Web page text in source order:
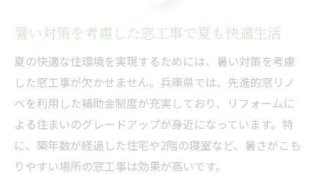
暑い対策を考慮した窓工事で夏も快適生活
夏の快適な住環境を実現するためには、暑い対策を考慮
した窓工事が欠かせません。兵庫県では、先進的窓リノ
ベを利用した補助金制度が充実しており、リフォームに
よる住まいのグレードアップが身近になっています。特
に、築年数が経過した住宅や2階の寝室など、暑さがこも
りやすい場所の窓工事は効果が高いです。